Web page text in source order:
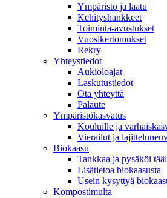
Ympäristö ja laatu
Kehityshankkeet
Toiminta-avustukset
Vuosikertomukset
Rekry
Yhteystiedot
Aukioloajat
Laskutustiedot
Ota yhteyttä
Palaute
Ympäristökasvatus
Kouluille ja
Vierailut ja
Biokaasu
Tankkaa ja pysäköi
Lisätietoa biokaasusta
Usein kysyttyä
Kompostimulta